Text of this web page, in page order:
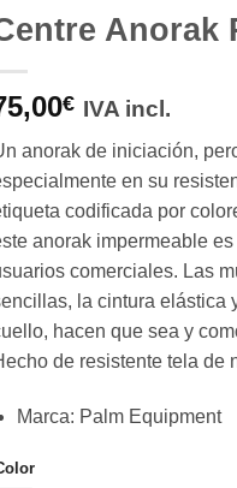
Anorak
€ IVA incl.
anorak de iniciación,
en su
codificada por
anorak impermeable
comerciales. Las
la cintura elástica
hacen que sea y
de resistente tela de
Marca: Palm Equipment